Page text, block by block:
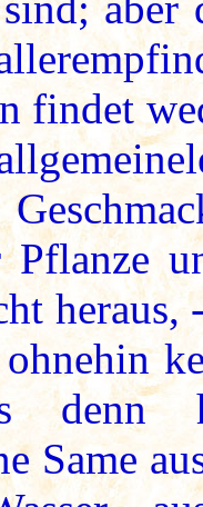
findet
Pflanze
heraus,
denn
Same